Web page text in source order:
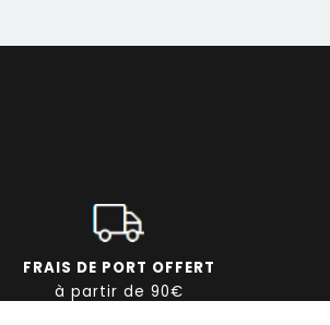
FRAIS DE PORT OFFERT
à partir de 90€